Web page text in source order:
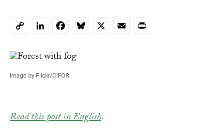
CopyLinkedInFacebookBluesky
X EmailPrint
Image by Flickr/CIFOR
Read this post in English.